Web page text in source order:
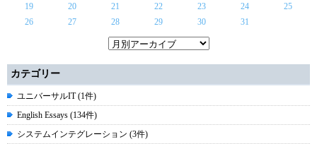
19
20 21 22 23 24
25
26
27 28 29 30 31
カテゴリー
ユニバーサルIT (1件)
English Essays (134件)
システムインテグレーション (3件)